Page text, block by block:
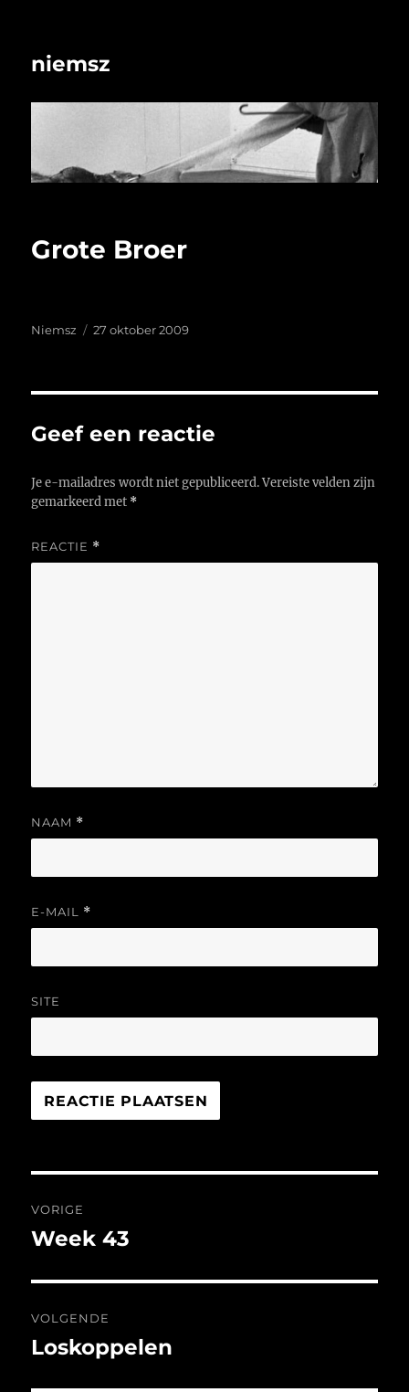
niemsz
Grote Broer
Auteur
Niemsz
Geplaatst
27 oktober 2009
Geef een reactie
Je e-mailadres wordt niet gepubliceerd. Vereiste velden zijn
gemarkeerd met *
REACTIE *
NAAM *
E-MAIL *
SITE
navigatie
VORIGE
Vorig
Week 43
VOLGENDE
Volgend
Loskoppelen